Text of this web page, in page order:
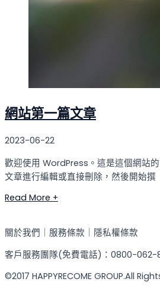
網站第一篇文章
2023-06-22
歡迎使用 WordPress。這是這個網站
文章進行編輯或直接刪除，然後開始撰
Read More +
關於我們｜服務條款｜隱私權條款
客戶服務團隊(免費電話)：0800-062-
©2017 HAPPYRECOME GROUP.All